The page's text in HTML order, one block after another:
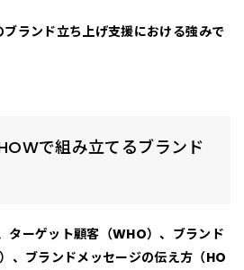
ランド立ち上げ支援における強みで
で組み立てるブランド
ターゲット顧客（WHO）、ブランド
、ブランドメッセージの伝え方（HO